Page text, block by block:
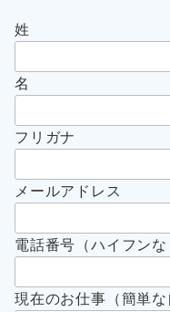
姓
名
フリガナ
メールアドレス
電話番号（ハイフンな
現在のお仕事（簡単な